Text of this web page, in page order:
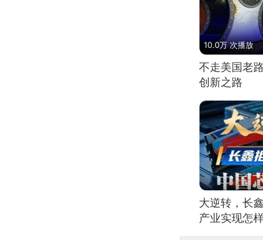
10.0万 次播放
不走美国老
创新之路
大逆转，长
产业实现怎